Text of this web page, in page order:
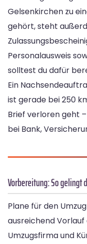
Gelsenkirchen zu
gehört, steht
Personalausweis
solltest du dafür
Ein
ist gerade bei 250
Brief verloren geht
bei Bank,
Vorbereitung: So gelingt
Plane für den
ausreichend
Umzugsfirma und